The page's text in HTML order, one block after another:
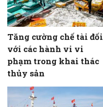
Tăng cường chế tài đối
với các hành vi vi
phạm trong khai thác
thủy sản